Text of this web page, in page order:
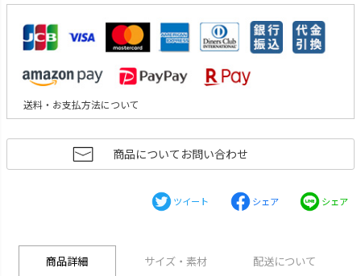
送料・お支払方法について
商品についてお問い合わせ
ツイート シェア シェア
商品詳細 サイズ・素材 配送について